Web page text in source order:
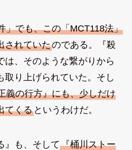
」でも、この「MCT118法」
されていたのである。『殺
は、そのような繋がりから
取り上げられていた。そし
義の行方』にも、少しだけ
てくるというわけだ。
』も、そして『桶川ストー